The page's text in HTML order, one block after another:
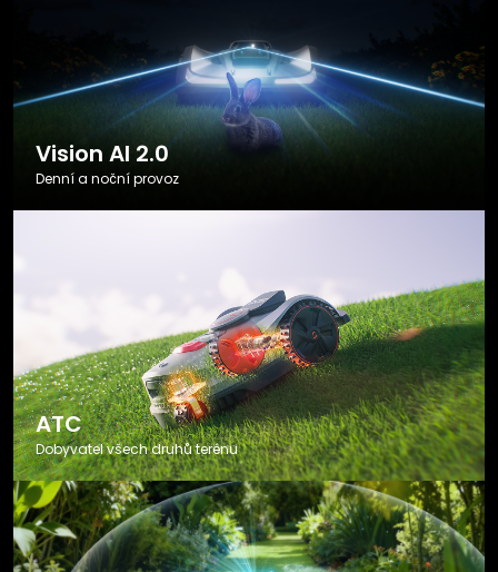
Vision AI 2.0
Denní a noční provoz
ATC
Dobyvatel všech druhů terénu